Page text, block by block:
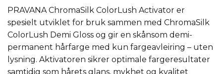
PRAVANA ChromaSilk ColorLush Activator er
spesielt utviklet for bruk sammen med ChromaSilk
ColorLush Demi Gloss og gir en skånsom demi-
permanent hårfarge med kun fargeavleiring – uten
lysning. Aktivatoren sikrer optimale fargeresultater
samtidig som hårets glans, mykhet og kvalitet